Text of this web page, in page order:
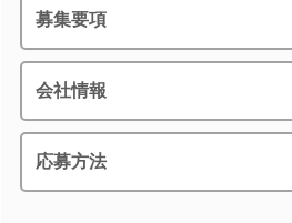
募集要項
会社情報
応募方法